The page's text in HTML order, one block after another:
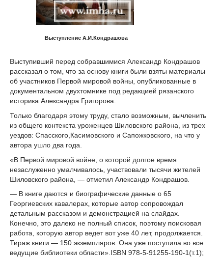
Выступление А.И.Кондрашова
Выступивший перед собравшимися Александр Кондрашов
рассказал о том, что за основу книги были взяты материалы
об участников Первой мировой войны, опубликованные в
документальном двухтомнике под редакцией рязанского
историка Александра Григорова.
Только благодаря этому труду, стало возможным, вычленить
из общего контекста уроженцев Шиловского района, из трех
уездов: Спасского,Касимовского и Сапожковского, на что у
автора ушло два года.
«В Первой мировой войне, о которой долгое время
незаслуженно умалчивалось, участвовали тысячи жителей
Шиловского района, — отметил Александр Кондрашов.
— В книге даются и биографические данные о 65
Георгиевских кавалерах, которые автор сопровождал
детальным рассказом и демонстрацией на слайдах.
Конечно, это далеко не полный список, поэтому поисковая
работа, которую автор ведет вот уже 40 лет, продолжается.
Тираж книги — 150 экземпляров. Она уже поступила во все
ведущие библиотеки области».ISBN 978-5-91255-190-1(т.1);